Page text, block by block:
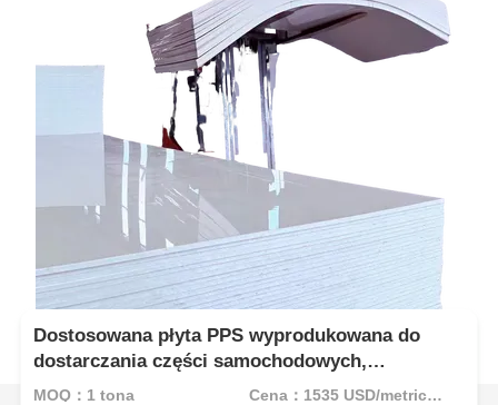
Dostosowana płyta PPS wyprodukowana do
dostarczania części samochodowych,
zapewniająca zwiększoną wytrzymałość
MOQ：1 tona Cena：1535 USD/metric ton (current price)